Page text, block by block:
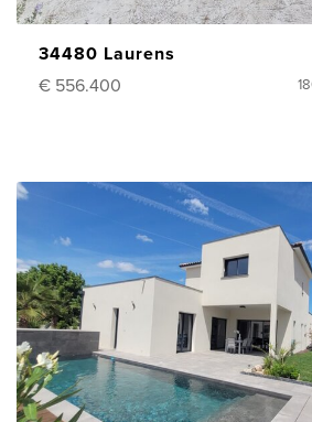
34480 Laurens
€ 556.400